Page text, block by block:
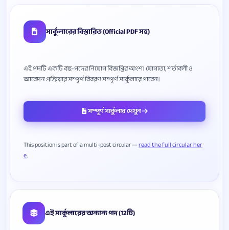
সার্কুলারের বিস্তারিত (Official PDF সহ)
এই পদটি একটি বহু-পদের নিয়োগ বিজ্ঞপ্তির অংশ। যোগ্যতা, শর্তাবলী ও
সম্পূর্ণ সার্কুলার দেখুন
This position is part of a multi-post circular —read the full circular her
e
এই সার্কুলারের অন্যান্য পদ (12টি)